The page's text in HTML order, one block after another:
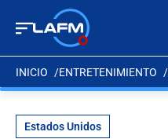
INICIO ENTRETENIMIENTO
Estados Unidos